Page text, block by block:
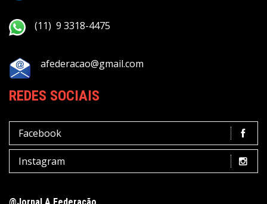
(11) 9 3318-4475
afederacao@gmail.com
REDES SOCIAIS
Facebook
Instagram